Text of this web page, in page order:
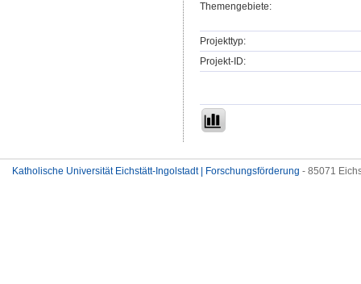
Themengebiete:
Projekttyp:
Projekt-ID:
Katholische Universität Eichstätt-Ingolstadt | Forschungsförderung - 85071